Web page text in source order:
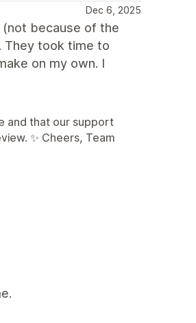
Dec 6, 2025
(not because of the
They took time to
on my own. I
and that our support
✨ Cheers, Team